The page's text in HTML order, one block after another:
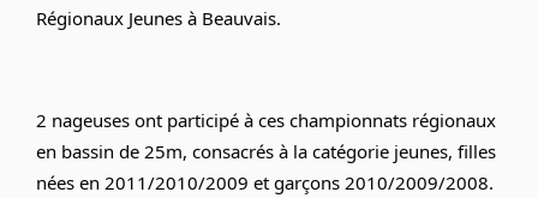
Régionaux Jeunes à Beauvais.
2 nageuses ont participé à ces championnats régionaux
en bassin de 25m, consacrés à la catégorie jeunes, filles
nées en 2011/2010/2009 et garçons 2010/2009/2008.